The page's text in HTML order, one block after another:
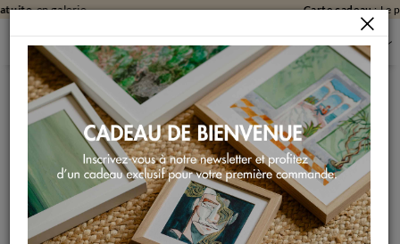
Carte cadeau: Le plaisir de laisser choisir !
SCULPTURES SCULPTURES PAR FORMAT
SCULPTURES PETIT FORMAT
PETITE PISTACHIO
Sculpture Petite Pistachio par Emily Ellsworth | Sculpture